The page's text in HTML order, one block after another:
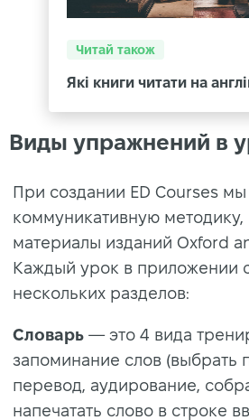
Читай також
Які книги читати на
Виды упражнений в
При создании ED Courses мы
коммуникативную
материалы изданий Oxford
Каждый урок в приложении
нескольких разделов:
Словарь — это 4 вида
запоминание слов (выбрать
перевод, аудирование,
напечатать слово в строке